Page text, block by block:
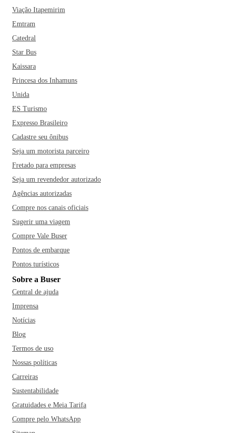
Viação Itapemirim
Emtram
Catedral
Star Bus
Kaissara
Princesa dos Inhamuns
Unida
ES Turismo
Expresso Brasileiro
Cadastre seu ônibus
Seja um motorista parceiro
Fretado para empresas
Seja um revendedor autorizado
Agências autorizadas
Compre nos canais oficiais
Sugerir uma viagem
Compre Vale Buser
Pontos de embarque
Pontos turísticos
Sobre a Buser
Central de ajuda
Imprensa
Notícias
Blog
Termos de uso
Nossas políticas
Carreiras
Sustentabilidade
Gratuidades e Meia Tarifa
Compre pelo WhatsApp